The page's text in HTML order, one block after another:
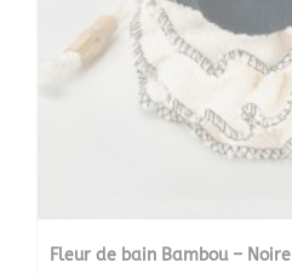
Fleur de bain Bambou – Noire